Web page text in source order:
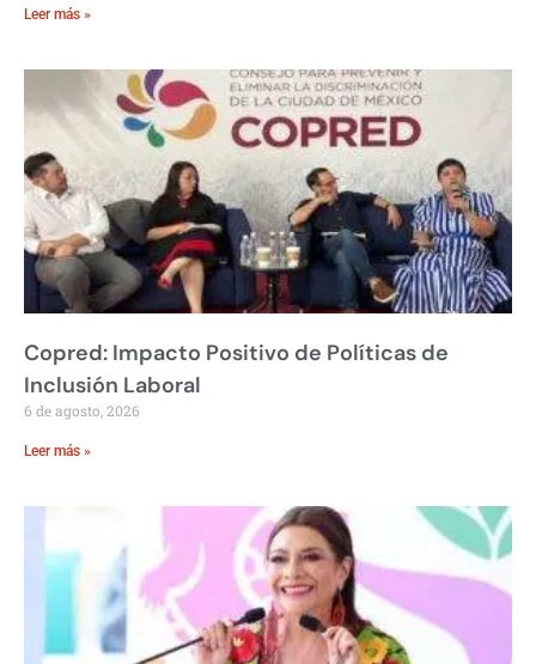
Leer más »
Copred: Impacto Positivo de Políticas de
Inclusión Laboral
6 de agosto, 2026
Leer más »